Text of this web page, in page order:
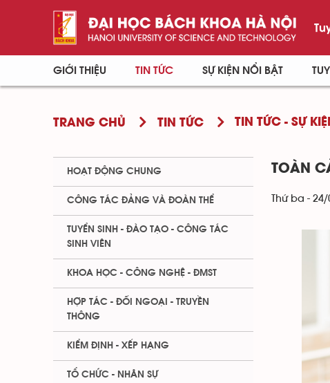
GIỚI THIỆU TIN TỨC SỰ KIỆN NỔI BẬT
TRANG CHỦ TIN TỨC TIN TỨC - SỰ
TOÀN
Thứ ba -
HOẠT ĐỘNG CHUNG
CÔNG TÁC ĐẢNG VÀ ĐOÀN THỂ
TUYỂN SINH - ĐÀO TẠO - CÔNG TÁC
SINH VIÊN
KHOA HỌC - CÔNG NGHỆ - ĐMST
HỢP TÁC - ĐỐI NGOẠI - TRUYỀN
THÔNG
KIỂM ĐỊNH - XẾP HẠNG
TỔ CHỨC - NHÂN SỰ